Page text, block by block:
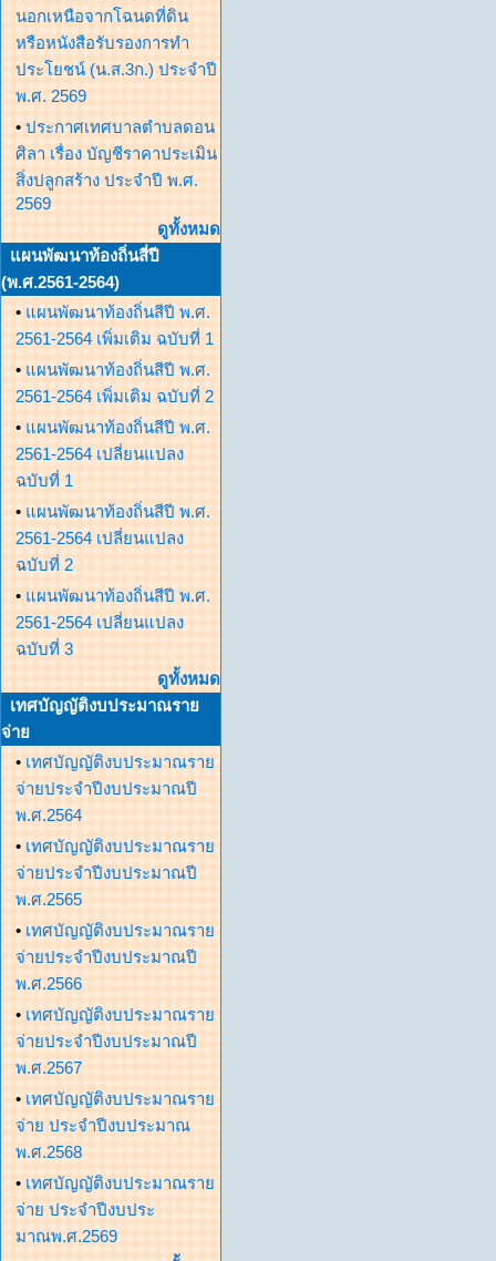
นอกเหนือจากโฉนดที่ดิน
หรือหนังสือรับรองการทำ
ประโยชน์ (น.ส.3ก.) ประจำปี
พ.ศ. 2569
• ประกาศเทศบาลตำบลดอน
ศิลา เรื่อง บัญชีราคาประเมิน
สิ่งปลูกสร้าง ประจำปี พ.ศ.
2569
ดูทั้งหมด
แผนพัฒนาท้องถิ่นสี่ปี
(พ.ศ.2561-2564)
• แผนพัฒนาท้องถิ่นสีปี พ.ศ.
2561-2564 เพิ่มเติม ฉบับที่ 1
• แผนพัฒนาท้องถิ่นสีปี พ.ศ.
2561-2564 เพิ่มเติม ฉบับที่ 2
• แผนพัฒนาท้องถิ่นสีปี พ.ศ.
2561-2564 เปลี่ยนแปลง
ฉบับที่ 1
• แผนพัฒนาท้องถิ่นสีปี พ.ศ.
2561-2564 เปลี่ยนแปลง
ฉบับที่ 2
• แผนพัฒนาท้องถิ่นสีปี พ.ศ.
2561-2564 เปลี่ยนแปลง
ฉบับที่ 3
ดูทั้งหมด
เทศบัญญัติงบประมาณราย
จ่าย
• เทศบัญญัติงบประมาณราย
จ่ายประจำปีงบประมาณปี
พ.ศ.2564
• เทศบัญญัติงบประมาณราย
จ่ายประจำปีงบประมาณปี
พ.ศ.2565
• เทศบัญญัติงบประมาณราย
จ่ายประจำปีงบประมาณปี
พ.ศ.2566
• เทศบัญญัติงบประมาณราย
จ่ายประจำปีงบประมาณปี
พ.ศ.2567
• เทศบัญญัติงบประมาณราย
จ่าย ประจำปีงบประมาณ
พ.ศ.2568
• เทศบัญญัติงบประมาณราย
จ่าย ประจำปีงบประ
มาณพ.ศ.2569